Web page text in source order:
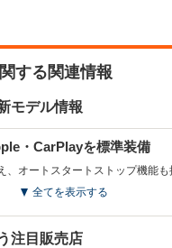
6156cc 1998～3564cc
FR
する関連情報
モデル情報
・CarPlayを標準装備
全てを表示する
注目販売店